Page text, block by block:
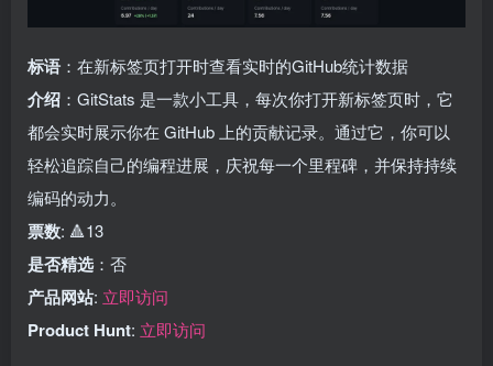
标语 ：在新标签页打开时查看实时的GitHub统计数据
介绍 ：GitStats 是一款小工具，每次你打开新标签页时，它
都会实时展示你在 GitHub 上的贡献记录。通过它，你可以
轻松追踪自己的编程进展，庆祝每一个里程碑，并保持持续
编码的动力。
票数: 🔺13
是否精选 ：否
产品网站: 立即访问
Product Hunt: 立即访问